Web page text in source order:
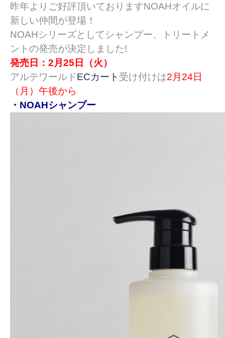
昨年よりご好評頂いておりますNOAHオイルに
新しい仲間が登場！
NOAHシリーズとしてシャンプー、トリートメ
ントの発売が決定しました!
発売日：2月25日（火）
アルテワールドECカート 受け付けは2月24日
（月）午後から
・NOAHシャンプー